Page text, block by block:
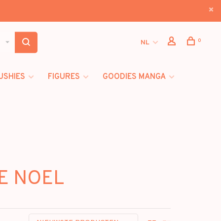
NL 0
FIGURES
GOODIES MANGA
NOEL